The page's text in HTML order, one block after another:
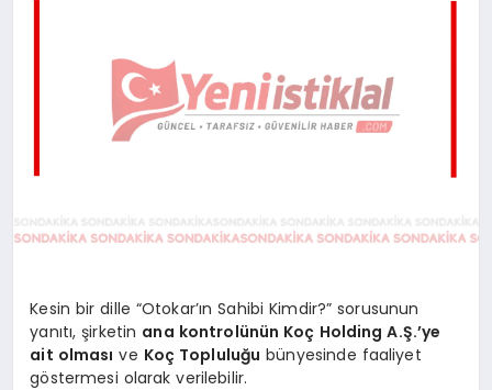
SPOR
TEKNOLOJI
Kesin bir dille “Otokar’ın Sahibi Kimdir?” sorusunun
yanıtı, şirketin ana kontrolünün Koç Holding A.Ş.’ye
ait olması ve Koç Topluluğu bünyesinde faaliyet
göstermesi olarak verilebilir.